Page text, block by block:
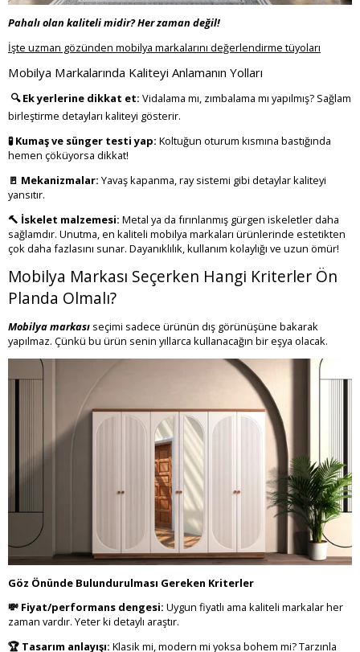
Pahalı olan kaliteli midir? Her zaman değil!
İşte uzman gözünden mobilya markalarını değerlendirme tüyoları
Mobilya Markalarında Kaliteyi Anlamanın Yolları
🔍 Ek yerlerine dikkat et: Vidalama mı, zımbalama mı yapılmış? Sağlam
birleştirme detayları kaliteyi gösterir.
🧪 Kumaş ve sünger testi yap: Koltuğun oturum kısmına bastığında
hemen çöküyorsa dikkat!
🚪 Mekanizmalar: Yavaş kapanma, ray sistemi gibi detaylar kaliteyi
yansıtır.
🔨 İskelet malzemesi: Metal ya da fırınlanmış gürgen iskeletler daha
sağlamdır. Unutma, en kaliteli mobilya markaları ürünlerinde estetikten
çok daha fazlasını sunar. Dayanıklılık, kullanım kolaylığı ve uzun ömür!
Mobilya Markası Seçerken Hangi Kriterler Ön
Planda Olmalı?
Mobilya markası seçimi sadece ürünün dış görünüşüne bakarak
yapılmaz. Çünkü bu ürün senin yıllarca kullanacağın bir eşya olacak.
Göz Önünde Bulundurulması Gereken Kriterler
💸 Fiyat/performans dengesi: Uygun fiyatlı ama kaliteli markalar her
zaman vardır. Yeter ki detaylı araştır.
🏆 Tasarım anlayışı: Klasik mi, modern mi yoksa bohem mi? Tarzınla